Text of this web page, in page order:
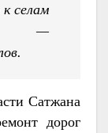
селам
—
Сатжана
дорог